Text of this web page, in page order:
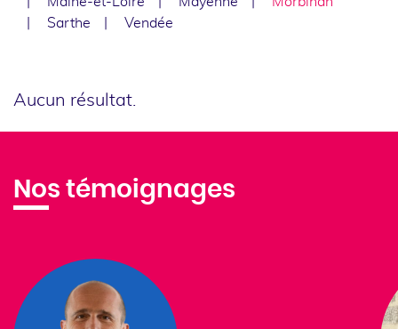
Sarthe
Vendée
Aucun résultat.
Nos témoignages